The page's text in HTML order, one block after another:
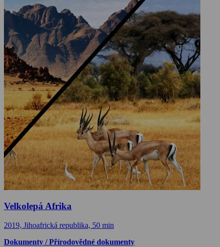
Velkolepá Afrika
2019, Jihoafrická republika, 50 min
Dokumenty / Přírodovědné dokumenty